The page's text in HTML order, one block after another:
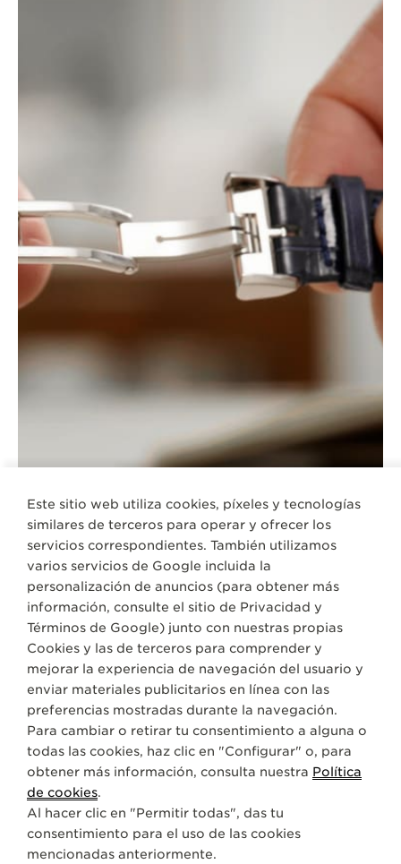
CORREASQC13426Z
IR A LA PÁGINA DE INSTAGRAM DE JAEGER-
IR A LA PÁGINA DE LINKEDIN DE
IR A LA PÁGINA DE FACEBOOK DE
IR A LA PÁGINA DE YOUTUBE
IR A LA PÁGINA DE
IR A LA PÁGINA DE
ACERCA DE NOSOTROS
SERVICIOS
CONTACTO
Este sitio web utiliza cookies, píxeles y tecnologías
similares de terceros para operar y ofrecer los
servicios correspondientes. También utilizamos
varios servicios de Google incluida la
personalización de anuncios (para obtener más
información, consulte el sitio de Privacidad y
Términos de Google) junto con nuestras propias
Cookies y las de terceros para comprender y
mejorar la experiencia de navegación del usuario y
enviar materiales publicitarios en línea con las
preferencias mostradas durante la navegación.
Para cambiar o retirar tu consentimiento a alguna o
todas las cookies, haz clic en "Configurar" o, para
obtener más información, consulta nuestra Política
de cookies.
Al hacer clic en "Permitir todas", das tu
consentimiento para el uso de las cookies
mencionadas anteriormente.